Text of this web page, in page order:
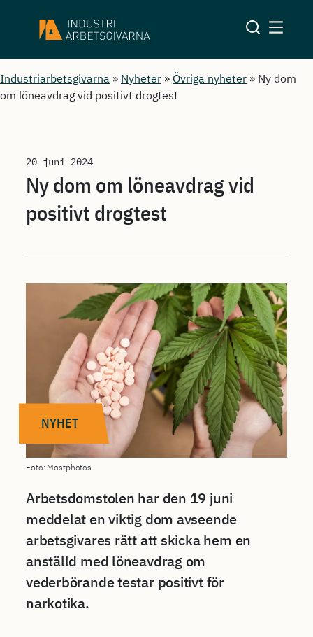
Industriarbetsgivarna » Nyheter » Övriga nyheter » Ny dom
om löneavdrag vid positivt drogtest
20 juni 2024
Ny dom om löneavdrag vid
positivt drogtest
NYHET
Foto: Mostphotos
Arbetsdomstolen har den 19 juni
meddelat en viktig dom avseende
arbetsgivares rätt att skicka hem en
anställd med löneavdrag om
vederbörande testar positivt för
narkotika.